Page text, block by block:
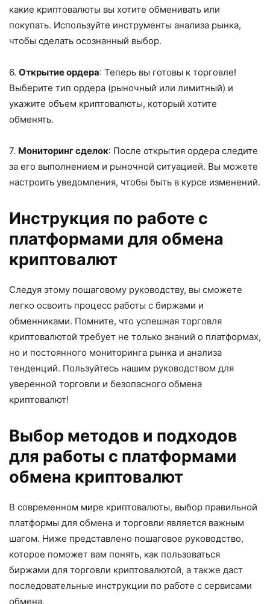
какие криптовалюты вы хотите обменивать или
покупать. Используйте инструменты анализа рынка,
чтобы сделать осознанный выбор.
6. Открытие ордера: Теперь вы готовы к торговле!
Выберите тип ордера (рыночный или лимитный) и
укажите объем криптовалюты, который хотите
обменять.
7. Мониторинг сделок: После открытия ордера следите
за его выполнением и рыночной ситуацией. Вы можете
настроить уведомления, чтобы быть в курсе изменений.
Инструкция по работе с
платформами для обмена
криптовалют
Следуя этому пошаговому руководству, вы сможете
легко освоить процесс работы с биржами и
обменниками. Помните, что успешная торговля
криптовалютой требует не только знаний о платформах,
но и постоянного мониторинга рынка и анализа
тенденций. Пользуйтесь нашим руководством для
уверенной торговли и безопасного обмена
криптовалют!
Выбор методов и подходов
для работы с платформами
обмена криптовалют
В современном мире криптовалюты, выбор правильной
платформы для обмена и торговли является важным
шагом. Ниже представлено пошаговое руководство,
которое поможет вам понять, как пользоваться
биржами для торговли криптовалютой, а также даст
последовательные инструкции по работе с сервисами
обмена.